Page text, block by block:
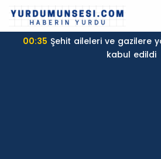
00:24Mohamed Salah, Trabzon'da coşkuyla
karşılandı!